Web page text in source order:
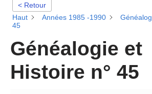
< Retour
Haut
Années 1985 -1990
45
Généalogie et
Histoire n° 45